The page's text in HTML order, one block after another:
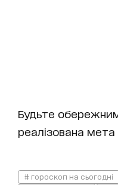
Будьте
реалізована
# гороскоп на сьогодні